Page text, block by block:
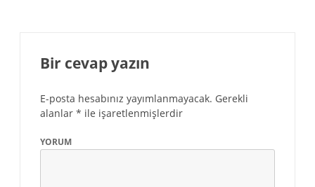
Bir cevap yazın
E-posta hesabınız yayımlanmayacak. Gerekli
alanlar * ile işaretlenmişlerdir
YORUM